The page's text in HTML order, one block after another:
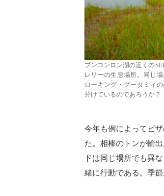
ブンコンロン湖の近くの
レリーの生息場所。同じ
ローキング・グータミィ
分けているのであろうか？
今年も例によってビ
た。相棒のトンが輸
ドは同じ場所でも異
緒に行動である。季